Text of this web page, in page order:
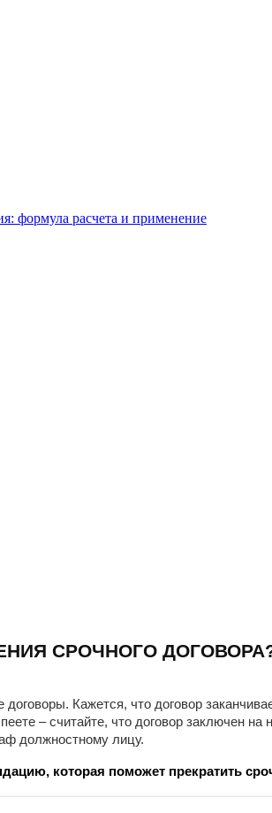
формула расчета и применение
СРОЧНОГО
договоры. Кажется, что договор
– считайте, что договор заключен
должностному лицу.
которая поможет прекратить